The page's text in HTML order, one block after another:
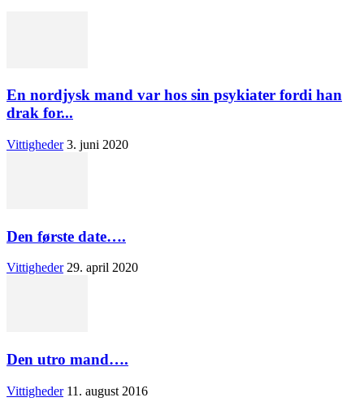
En nordjysk mand var hos sin psykiater fordi han
drak for...
Vittigheder 3. juni 2020
Den første date….
Vittigheder 29. april 2020
Den utro mand….
Vittigheder 11. august 2016